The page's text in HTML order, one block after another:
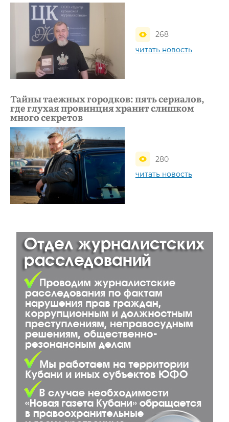
268
читать новость
Тайны таежных городков: пять сериалов,
где глухая провинция хранит слишком
много секретов
280
читать новость